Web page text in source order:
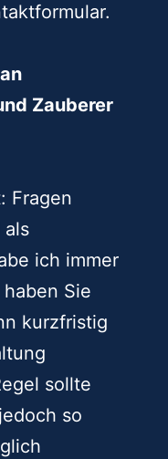
Zauberer
Fragen
als
ich immer
Sie
kurzfristig
sollte
so